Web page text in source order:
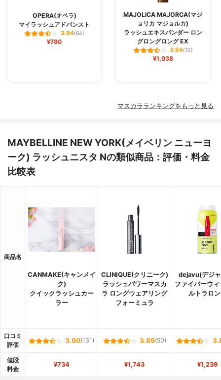
OPERA(オペラ)
マイラッシュアドバンスト
3.94(64)
¥780
MAJOLICA MAJORCA(マジ
ョリカ マジョルカ)
ラッシュエキスパンダー ロン
グロングロング EX
3.94(10)
¥1,038
マスカラランキングをもっと見る
MAYBELLINE NEW YORK(メイベリン ニューヨ
ーク) ラッシュニスタ Nの類似商品：評価・料金
比較表
商品名
CANMAKE(キャンメイ
ク)
クイックラッシュカー
ラー
CLINIQUE(クリニーク)
ラッシュパワーマスカ
ラ ロングウェアリング
フォーミュラ
dejavu(デジ
ファイバーウィ
ルトラロ
口コミ
評価
3.90(131) 3.89(50)
値段
料金
¥734 ¥1,743 ¥1,239